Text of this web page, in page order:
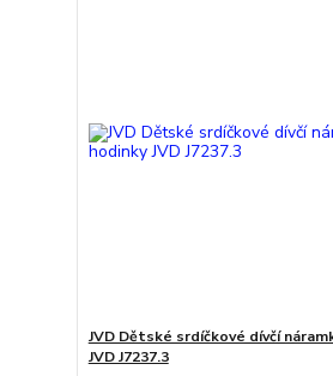
JVD Dětské srdíčkové dívčí
JVD J7237.3